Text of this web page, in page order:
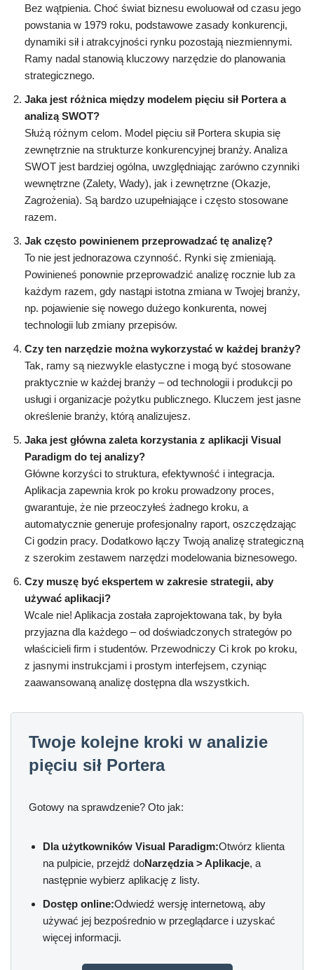
Bez wątpienia. Choć świat biznesu ewoluował od czasu jego
powstania w 1979 roku, podstawowe zasady konkurencji,
dynamiki sił i atrakcyjności rynku pozostają niezmiennymi.
Ramy nadal stanowią kluczowy narzędzie do planowania
strategicznego.
Jaka jest różnica między modelem pięciu sił Portera a
analizą SWOT?
Służą różnym celom. Model pięciu sił Portera skupia się
zewnętrznie na strukturze konkurencyjnej branży. Analiza
SWOT jest bardziej ogólna, uwzględniając zarówno czynniki
wewnętrzne (Zalety, Wady), jak i zewnętrzne (Okazje,
Zagrożenia). Są bardzo uzupełniające i często stosowane
razem.
Jak często powinienem przeprowadzać tę analizę?
To nie jest jednorazowa czynność. Rynki się zmieniają.
Powinieneś ponownie przeprowadzić analizę rocznie lub za
każdym razem, gdy nastąpi istotna zmiana w Twojej branży,
np. pojawienie się nowego dużego konkurenta, nowej
technologii lub zmiany przepisów.
Czy ten narzędzie można wykorzystać w każdej branży?
Tak, ramy są niezwykle elastyczne i mogą być stosowane
praktycznie w każdej branży – od technologii i produkcji po
usługi i organizacje pożytku publicznego. Kluczem jest jasne
określenie branży, którą analizujesz.
Jaka jest główna zaleta korzystania z aplikacji Visual
Paradigm do tej analizy?
Główne korzyści to struktura, efektywność i integracja.
Aplikacja zapewnia krok po kroku prowadzony proces,
gwarantuje, że nie przeoczyłeś żadnego kroku, a
automatycznie generuje profesjonalny raport, oszczędzając
Ci godzin pracy. Dodatkowo łączy Twoją analizę strategiczną
z szerokim zestawem narzędzi modelowania biznesowego.
Czy muszę być ekspertem w zakresie strategii, aby
używać aplikacji?
Wcale nie! Aplikacja została zaprojektowana tak, by była
przyjazna dla każdego – od doświadczonych strategów po
właścicieli firm i studentów. Przewodniczy Ci krok po kroku,
z jasnymi instrukcjami i prostym interfejsem, czyniąc
zaawansowaną analizę dostępna dla wszystkich.
Twoje kolejne kroki w analizie
pięciu sił Portera
Gotowy na sprawdzenie? Oto jak:
Dla użytkowników Visual Paradigm:Otwórz klienta
na pulpicie, przejdź doNarzędzia > Aplikacje, a
następnie wybierz aplikację z listy.
Dostęp online:Odwiedź wersję internetową, aby
używać jej bezpośrednio w przeglądarce i uzyskać
więcej informacji.